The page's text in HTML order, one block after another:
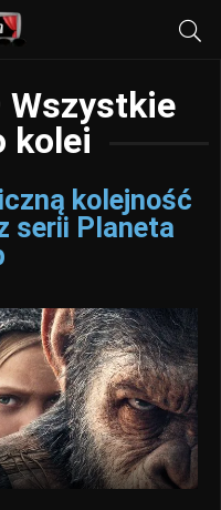
Wszystkie
kolei
kolejność
serii Planeta